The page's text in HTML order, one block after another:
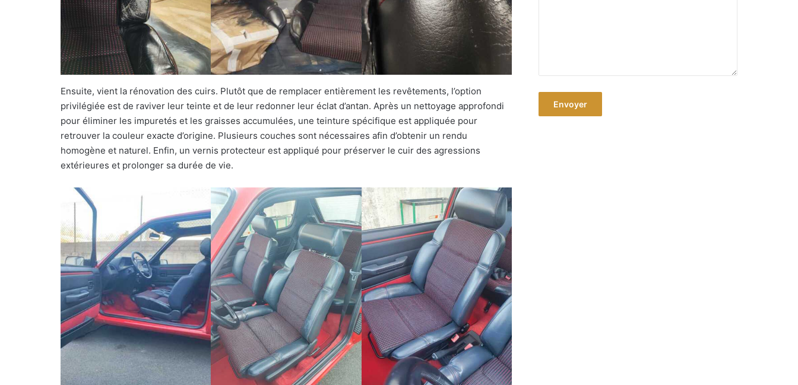
Ensuite, vient la rénovation des cuirs. Plutôt que de remplacer entièrement les revêtements, l’option
privilégiée est de raviver leur teinte et de leur redonner leur éclat d’antan. Après un nettoyage approfondi
pour éliminer les impuretés et les graisses accumulées, une teinture spécifique est appliquée pour
retrouver la couleur exacte d’origine. Plusieurs couches sont nécessaires afin d’obtenir un rendu
homogène et naturel. Enfin, un vernis protecteur est appliqué pour préserver le cuir des agressions
extérieures et prolonger sa durée de vie.